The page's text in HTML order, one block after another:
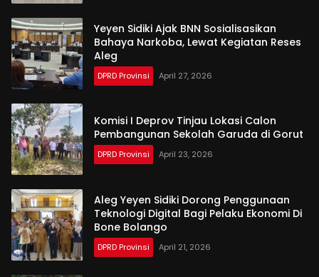
Yeyen Sidiki Ajak BNN Sosialisasikan
Bahaya Narkoba, Lewat Kegiatan Reses
Aleg
DPRD Provinsi April 27, 2026
Komisi I Deprov Tinjau Lokasi Calon
Pembangunan Sekolah Garuda di Gorut
DPRD Provinsi April 23, 2026
Aleg Yeyen Sidiki Dorong Penggunaan
Teknologi Digital Bagi Pelaku Ekonomi Di
Bone Bolango
DPRD Provinsi April 21, 2026